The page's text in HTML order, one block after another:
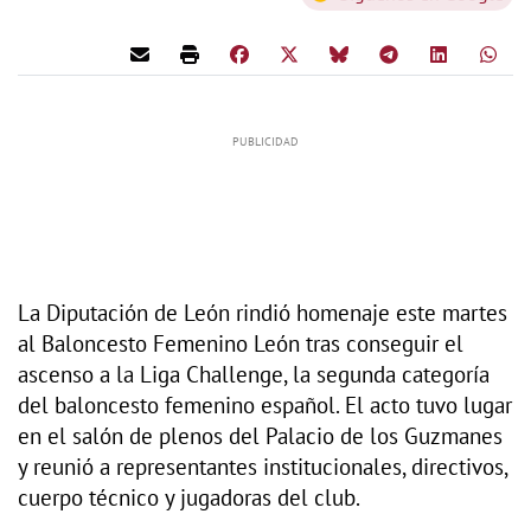
La Diputación de León rindió homenaje este martes
al Baloncesto Femenino León tras conseguir el
ascenso a la Liga Challenge, la segunda categoría
del baloncesto femenino español. El acto tuvo lugar
en el salón de plenos del Palacio de los Guzmanes
y reunió a representantes institucionales, directivos,
cuerpo técnico y jugadoras del club.